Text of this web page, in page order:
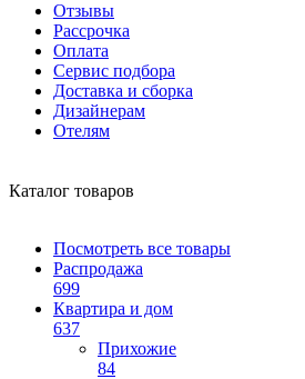
Отзывы
Рассрочка
Оплата
Сервис подбора
Доставка и сборка
Дизайнерам
Отелям
Каталог товаров
Посмотреть все товары
Распродажа
699
Квартира и дом
637
Прихожие
84